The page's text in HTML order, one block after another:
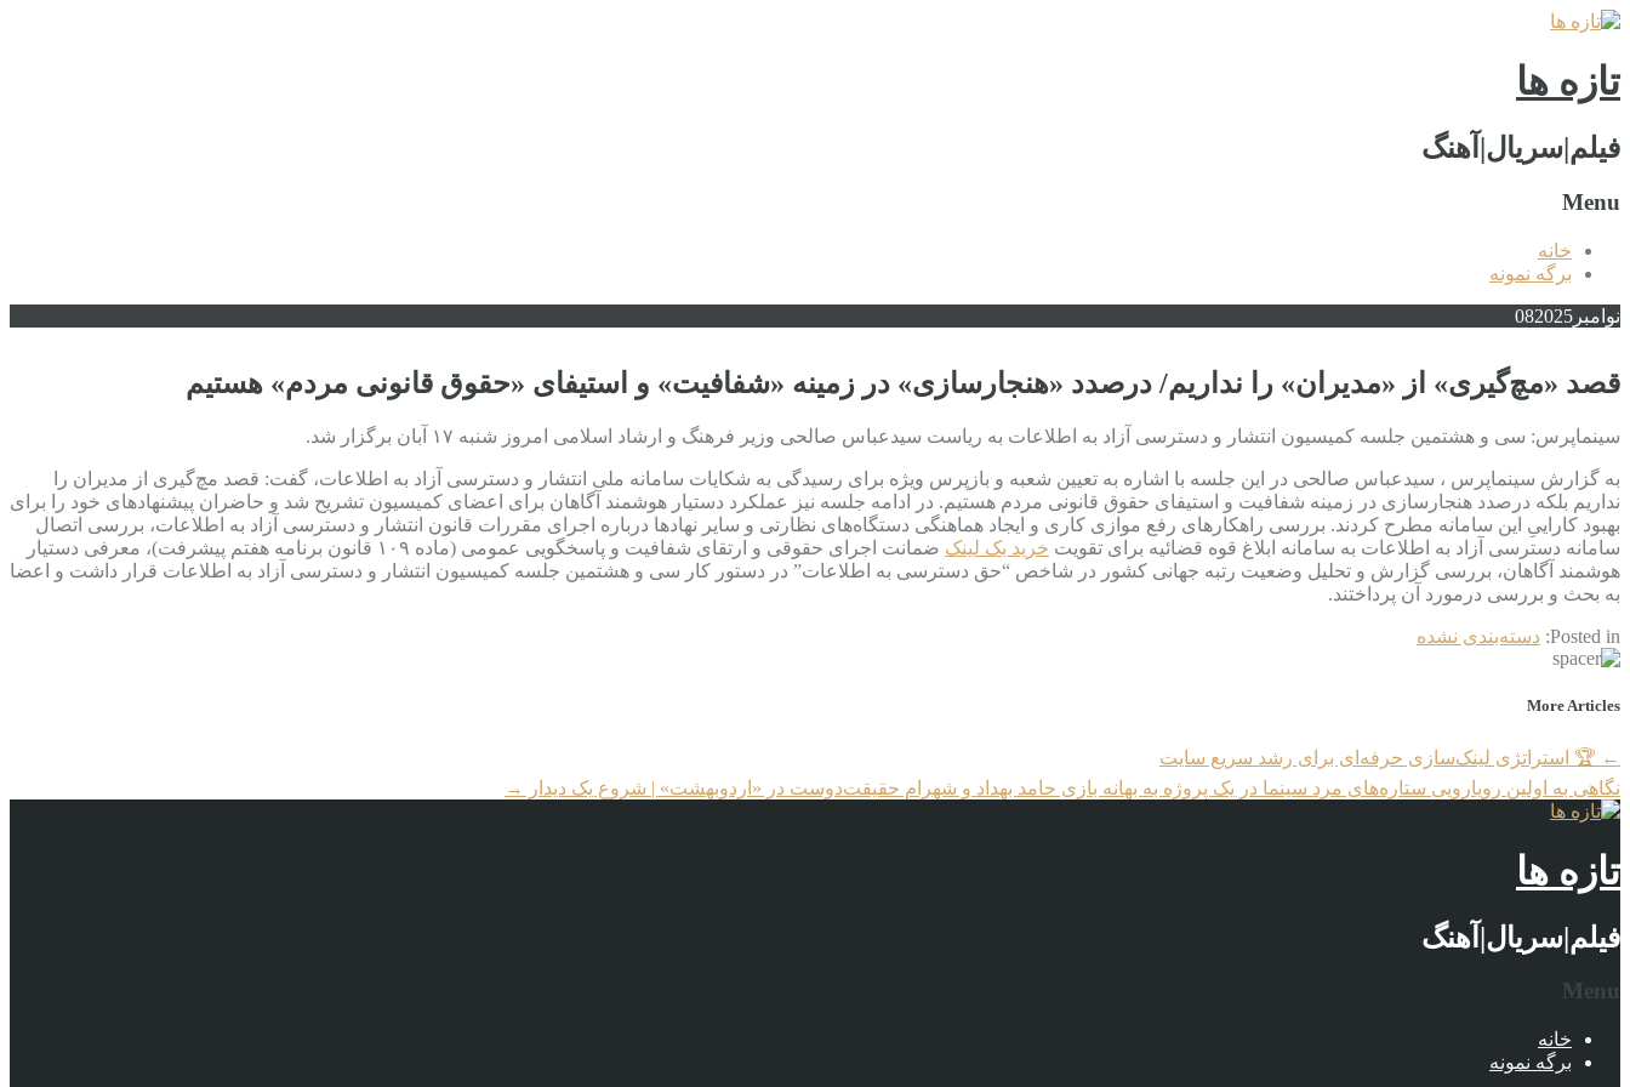
تازه ها
فیلم|سریال|آهنگ
Menu
خانه
برگه نمونه
نوامبر 082025
قصد «مچ‌گیری» از «مدیران» را نداریم/ درصدد «هنجارسازی» در زمینه «شفافیت» و استیفای «حقوق قانونی مردم» هستیم
سینماپرس: سی و هشتمین جلسه کمیسیون انتشار و دسترسی آزاد به اطلاعات به ریاست سیدعباس صالحی وزیر فرهنگ و ارشاد اسلامی امروز شنبه ۱۷ آبان برگزار شد.
به گزارش سینماپرس ، سیدعباس صالحی در این جلسه با اشاره به تعیین شعبه و بازپرس ویژه برای رسیدگی به شکایات سامانه ملی انتشار و دسترسی آزاد به اطلاعات، گفت: قصد مچ‌گیری از مدیران را
نداریم بلکه درصدد هنجارسازی در زمینه شفافیت و استیفای حقوق قانونی مردم هستیم. در ادامه جلسه نیز عملکرد دستیار هوشمند آگاهان برای اعضای کمیسیون تشریح شد و حاضران پیشنهادهای خود را برای
بهبود کاراییِ این سامانه مطرح کردند. بررسی راهکارهای رفع موازی کاری و ایجاد هماهنگی دستگاه‌های نظارتی و سایر نهادها درباره اجرای مقررات قانون انتشار و دسترسی آزاد به اطلاعات، بررسی اتصال
سامانه دسترسی آزاد به اطلاعات به سامانه ابلاغ قوه قضائیه برای تقویت خرید بک لینک
ضمانت اجرای حقوقی و ارتقای شفافیت و پاسخگویی عمومی (ماده ۱۰۹ قانون برنامه هفتم پیشرفت)، معرفی دستیار
هوشمند آگاهان، بررسی گزارش و تحلیل وضعیت رتبه جهانی کشور در شاخص “حق دسترسی به اطلاعات” در دستور کار سی و هشتمین جلسه کمیسیون انتشار و دسترسی آزاد به اطلاعات قرار داشت و اعضا
به بحث و بررسی درمورد آن پرداختند.
Posted in: دسته‌بندی نشده
More Articles
← 🏆 استراتژی لینک‌سازی حرفه‌ای برای رشد سریع سایت
نگاهی به اولین رویارویی ستاره‌های مرد سینما در یک پروژه به بهانه بازی حامد بهداد و شهرام حقیقت‌دوست در «اردوبهشت» | شروع یک دیدار
→
تازه ها
فیلم|سریال|آهنگ
Menu
خانه
برگه نمونه